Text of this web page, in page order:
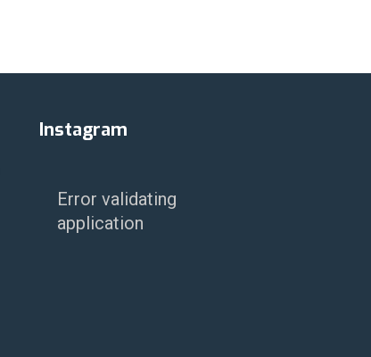
Instagram
Error validating
application